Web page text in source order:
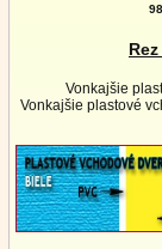
Vonkajšie
Vonkajšie plastové